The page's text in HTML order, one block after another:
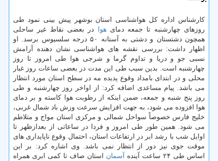
كارشناس اداره كل هواشناسی استان بوشهر پیش بینی نمود طی
روزهای چهارشنبه تا جمعه دمایهوا در بعضی نقاط غیر ساحلی
همچون دشتستان و دشتی به آستانه ۵۰ درجه سلسیوس برسد. او
اظهار داشت: بررسی نقشه های هواشناسی نشان دهنده آرامش
نسبی جو و دریا و تداوم گرما و شرجی هوا طی امروز تا روز
چهارشنبه است. بدین سبب طی این مدت در بعضی ساعات روز غبار
محلی و در ابتدای بامداد وقوع پدیده مه در سطح استان مورد انتظار
می باشد. پیام مساعدی اضافه كرد: از اواخر روز چهارشنبه و طی
روز پنج شنبه و جمعه، ضمن اینكه از رطوبت هوا كاسته و بر دمای
هوا افزوده می شود، به جهت افزایش سرعت وزش باد شمال غربی،
خلیج فارس خصوصاً سواحل شمالی و مركزی استان مواج و متلاطم
می شود. همین طور طی امروز و فردا در ساعاتی از بعدازظهر تا
اوایل شب با رشد ابر در ارتفاعات استان، احتمال وقوع ناپایداری های
موقت جوی نیز دور از انتظار نمی باشد. وی اشاره كرد: بر این
اساس طی ۲۴ ساعت آینده
آسمان استان صاف تا كمی ابری همراه